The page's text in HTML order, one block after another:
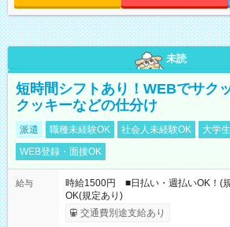
未読
短時間シフトあり！WEBでサク
クッキーなどの仕分け
派遣 職種未経験OK 社会人未経験OK 大学
WEB登録・面接OK
給与
時給1500円 ■日払い・週払いOK！(
OK(規定あり)
交通費別途支給あり